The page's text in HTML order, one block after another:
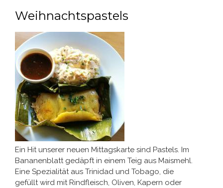
Weihnachtspastels
Ein Hit unserer neuen Mittagskarte sind Pastels. Im
Bananenblatt gedäpft in einem Teig aus Maismehl.
Eine Spezialität aus Trinidad und Tobago, die
gefüllt wird mit Rindfleisch, Oliven, Kapern oder